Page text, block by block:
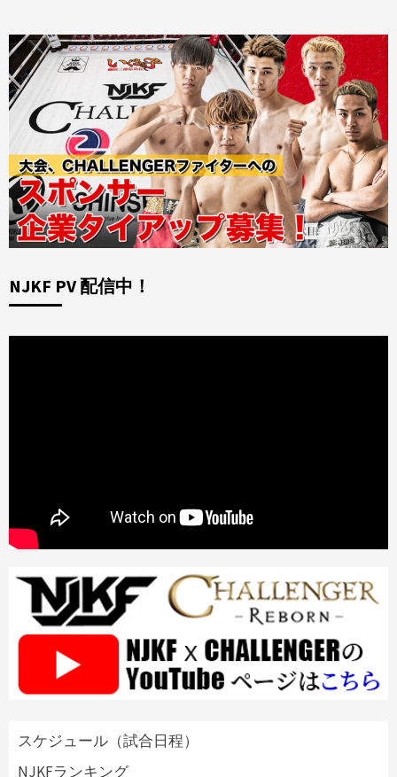
NJKF PV 配信中！
スケジュール（試合日程）
NJKFランキング